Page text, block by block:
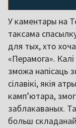
У каментары на
таксама
для тых, хто
«Перамога».
зможа напісаць
сілавікі, якія
камп’ютара,
заблакаваных.
больш складанай